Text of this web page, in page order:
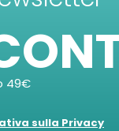
49€
sulla Privacy